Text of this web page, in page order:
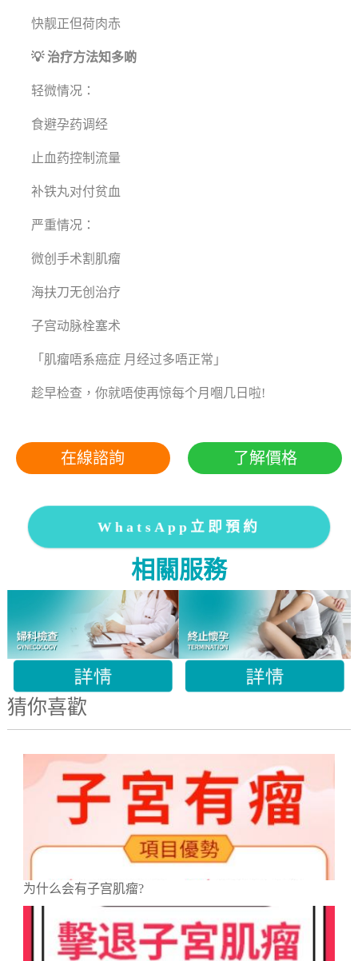
快靓正但荷肉赤
💡 治疗方法知多啲
轻微情况：
食避孕药调经
止血药控制流量
补铁丸对付贫血
严重情况：
微创手术割肌瘤
海扶刀无创治疗
子宫动脉栓塞术
「肌瘤唔系癌症 月经过多唔正常」
趁早检查，你就唔使再惊每个月嗰几日啦!
在線諮詢 了解價格
WhatsApp立即預約
相關服務
猜你喜歡
为什么会有子宫肌瘤?